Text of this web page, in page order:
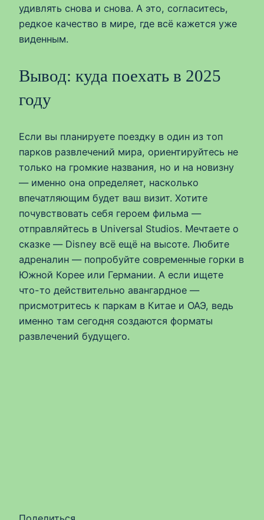
удивлять снова и снова. А это, согласитесь,
редкое качество в мире, где всё кажется уже
виденным.
Вывод: куда поехать в 2025
году
Если вы планируете поездку в один из топ
парков развлечений мира, ориентируйтесь не
только на громкие названия, но и на новизну
— именно она определяет, насколько
впечатляющим будет ваш визит. Хотите
почувствовать себя героем фильма —
отправляйтесь в Universal Studios. Мечтаете о
сказке — Disney всё ещё на высоте. Любите
адреналин — попробуйте современные горки в
Южной Корее или Германии. А если ищете
что-то действительно авангардное —
присмотритесь к паркам в Китае и ОАЭ, ведь
именно там сегодня создаются форматы
развлечений будущего.